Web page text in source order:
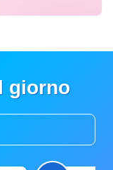
giorno